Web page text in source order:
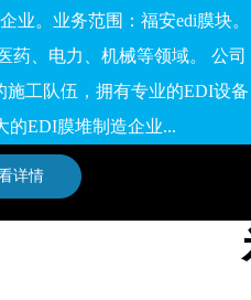
业。业务范围：福安edi膜块。
药、电力、机械等领域。 公司
工队伍，拥有专业的EDI设备
的EDI膜堆制造企业...
详情